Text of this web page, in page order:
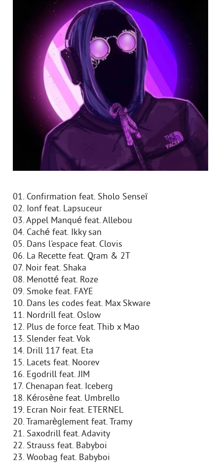
01. Confirmation feat. Sholo Senseï
02. Ionf feat. Lapsuceur
03. Appel Manqué feat. Allebou
04. Caché feat. Ikky san
05. Dans l'espace feat. Clovis
06. La Recette feat. Qram & 2T
07. Noir feat. Shaka
08. Menotté feat. Roze
09. Smoke feat. FAYE
10. Dans les codes feat. Max Skware
11. Nordrill feat. Oslow
12. Plus de force feat. Thib x Mao
13. Slender feat. Vok
14. Drill 117 feat. Eta
15. Lacets feat. Noorev
16. Egodrill feat. JIM
17. Chenapan feat. Iceberg
18. Kérosène feat. Umbrello
19. Ecran Noir feat. ETERNEL
20. Tramarèglement feat. Tramy
21. Saxodrill feat. Adavity
22. Strauss feat. Babyboi
23. Woobag feat. Babyboi